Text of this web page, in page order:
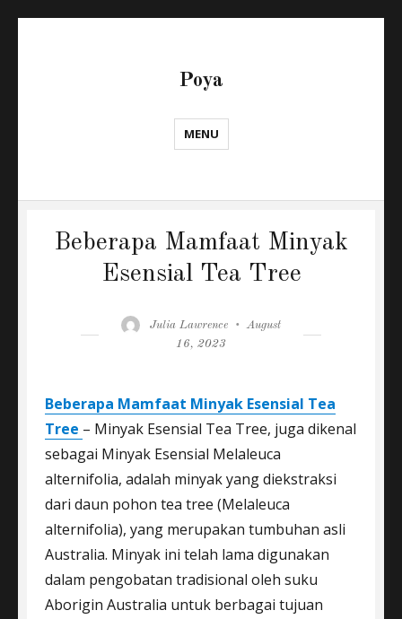
Poya
MENU
Beberapa Mamfaat Minyak
Esensial Tea Tree
Author
Julia Lawrence
Posted
August
16, 2023
Beberapa Mamfaat Minyak Esensial Tea
Tree – Minyak Esensial Tea Tree, juga dikenal
sebagai Minyak Esensial Melaleuca
alternifolia, adalah minyak yang diekstraksi
dari daun pohon tea tree (Melaleuca
alternifolia), yang merupakan tumbuhan asli
Australia. Minyak ini telah lama digunakan
dalam pengobatan tradisional oleh suku
Aborigin Australia untuk berbagai tujuan